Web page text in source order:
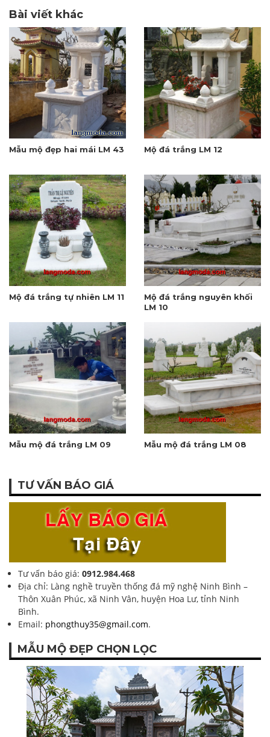
Bài viết khác
Mẫu mộ đẹp hai mái LM 43 Mộ đá trắng LM 12
Mộ đá trắng tự nhiên LM 11
Mộ đá trắng nguyên khối
LM 10
Mẫu mộ đá trắng LM 09 Mẫu mộ đá trắng LM 08
TƯ VẤN BÁO GIÁ
Tư vấn báo giá: 0912.984.468
Địa chỉ: Làng nghề truyền thống đá mỹ nghệ Ninh Bình –
Thôn Xuân Phúc, xã Ninh Vân, huyện Hoa Lư, tỉnh Ninh
Bình.
Email: phongthuy35@gmail.com.
MẪU MỘ ĐẸP CHỌN LỌC